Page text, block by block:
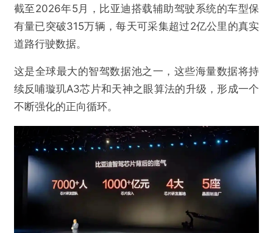
截至2026年5月，比亚迪搭载辅助驾驶系统的车型保
有量已突破315万辆，每天可采集超过2亿公里的真实
道路行驶数据。
这是全球最大的智驾数据池之一，这些海量数据将持
续反哺璇玑A3芯片和天神之眼算法的升级，形成一个
不断强化的正向循环。